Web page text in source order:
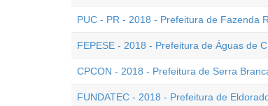
PUC - PR - 2018 - Prefeitura de Fazenda
FEPESE - 2018 - Prefeitura de Águas de
CPCON - 2018 - Prefeitura de Serra
FUNDATEC - 2018 - Prefeitura de